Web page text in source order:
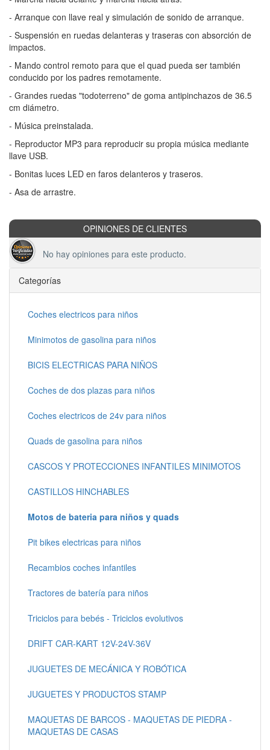
- Arranque con llave real y simulación de sonido de arranque.
- Suspensión en ruedas delanteras y traseras con absorción de
impactos.
- Mando control remoto para que el quad pueda ser también
conducido por los padres remotamente.
- Grandes ruedas "todoterreno" de goma antipinchazos de 36.5
cm diámetro.
- Música preinstalada.
- Reproductor MP3 para reproducir su propia música mediante
llave USB.
- Bonitas luces LED en faros delanteros y traseros.
- Asa de arrastre.
OPINIONES DE CLIENTES
No hay opiniones para este producto.
Categorías
Coches electricos para niños
Minimotos de gasolina para niños
BICIS ELECTRICAS PARA NIÑOS
Coches de dos plazas para niños
Coches electricos de 24v para niños
Quads de gasolina para niños
CASCOS Y PROTECCIONES INFANTILES MINIMOTOS
CASTILLOS HINCHABLES
Motos de bateria para niños y quads
Pit bikes electricas para niños
Recambios coches infantiles
Tractores de batería para niños
Triciclos para bebés - Triciclos evolutivos
DRIFT CAR-KART 12V-24V-36V
JUGUETES DE MECÁNICA Y ROBÓTICA
JUGUETES Y PRODUCTOS STAMP
MAQUETAS DE BARCOS - MAQUETAS DE PIEDRA -
MAQUETAS DE CASAS